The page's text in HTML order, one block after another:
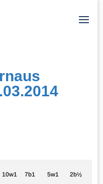
10w1 7b1 5w1 2b½